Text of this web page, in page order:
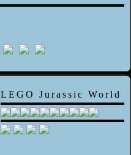
LEGO Jurassic World